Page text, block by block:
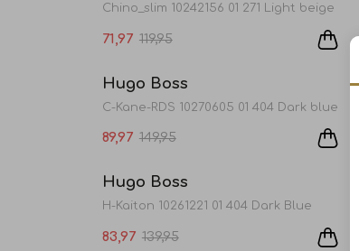
Chino_slim 10242156 01 271 Light beige
71,97 119,95
Sale
Hugo Boss
C-Kane-RDS 10270605 01 404 Dark blue
89,97 149,95
Sale
Hugo Boss
H-Kaiton 10261221 01 404 Dark Blue
83,97 139,95